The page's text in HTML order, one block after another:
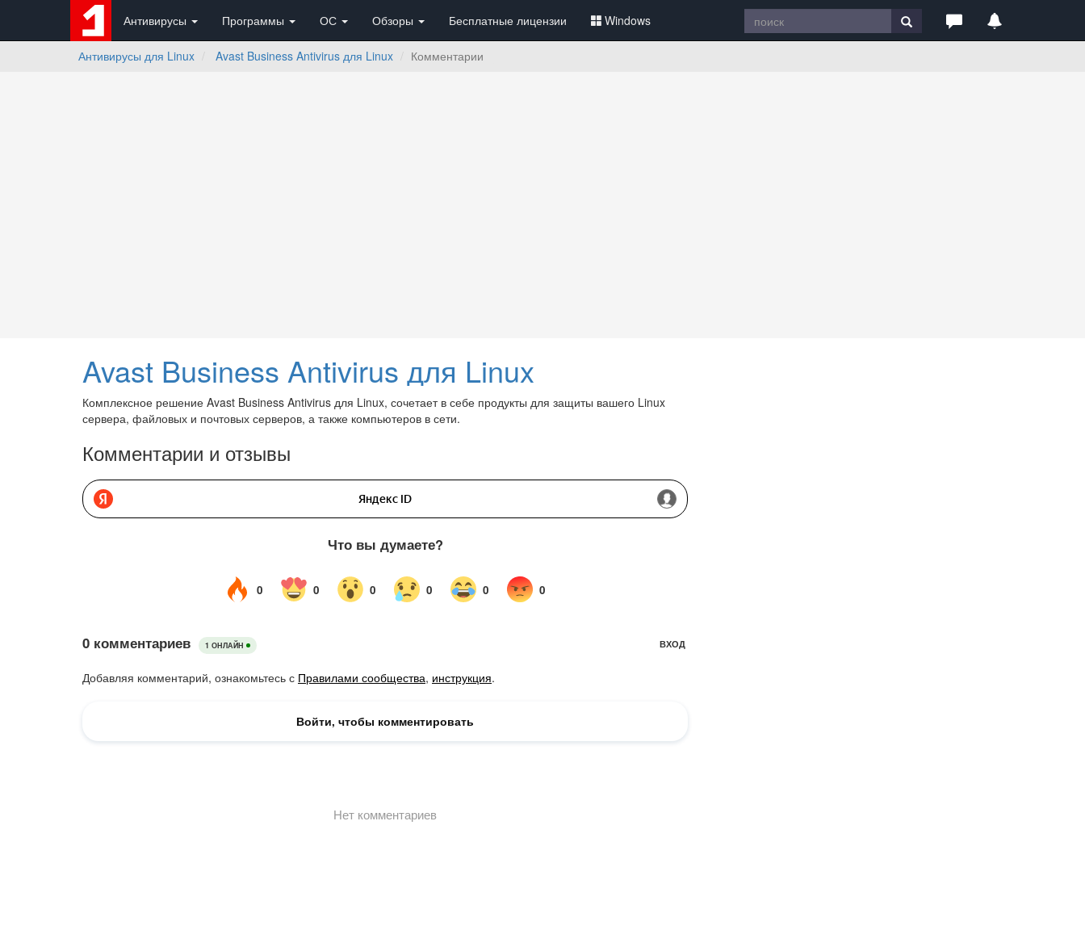
Антивирусы Программы ОС Обзоры Бесплатные лицензии Windows
Антивирусы для Linux Avast Business Antivirus для Linux Комментарии
Avast Business Antivirus для Linux
Комплексное решение Avast Business Antivirus для Linux, сочетает в себе продукты для защиты вашего Linux
сервера, файловых и почтовых серверов, а также компьютеров в сети.
Комментарии и отзывы